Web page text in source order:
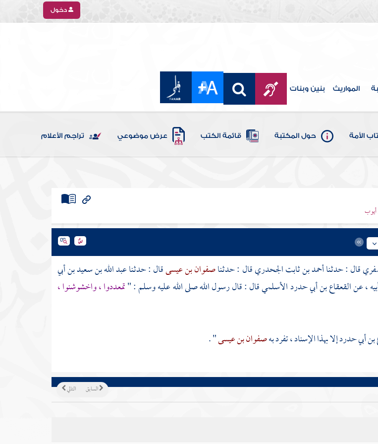
دخول
المواريث بنين وبنات
الأمة حول المكتبة قائمة الكتب عرض موضوعي تراجم الأعلام
أيوب
قال : حدثـناأحمد بن ثابت الجحدريقال : حدثـناصفوان بن عيسىقال : حدثـناعبد الله بن سعيد بن أبي
، عنالقعقاع بن أبي حدرد الأسلميقال : قال رسول الله صلى الله عليه وسلم : "تمعددوا ، واخشوشنوا ،
بن أبي حدردإلا بهذا الإسناد ، تفرد بهصفوان بن عيسى" .
التالي السابق